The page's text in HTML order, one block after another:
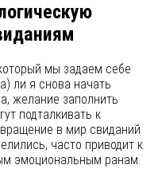
мы задаем себе
ли я снова начать
желание заполнить
подталкивать к
в мир свиданий
часто приводит к
эмоциональным ранам.